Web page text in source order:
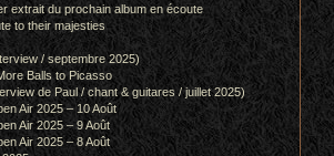
extrait du prochain album en écoute
to their majesties
/ septembre 2025)
Balls to Picasso
de Paul / chant & guitares / juillet 2025)
Air 2025 – 10 Août
Air 2025 – 9 Août
Air 2025 – 8 Août